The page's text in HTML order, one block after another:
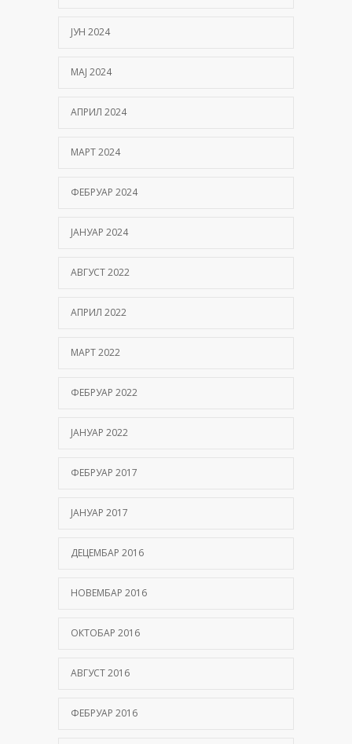
ЈУН 2024
МАЈ 2024
АПРИЛ 2024
МАРТ 2024
ФЕБРУАР 2024
ЈАНУАР 2024
АВГУСТ 2022
АПРИЛ 2022
МАРТ 2022
ФЕБРУАР 2022
ЈАНУАР 2022
ФЕБРУАР 2017
ЈАНУАР 2017
ДЕЦЕМБАР 2016
НОВЕМБАР 2016
ОКТОБАР 2016
АВГУСТ 2016
ФЕБРУАР 2016